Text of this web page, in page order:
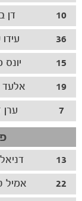
10
דן
36
15
19
אלעד
7
ערן
13
22
אמיל